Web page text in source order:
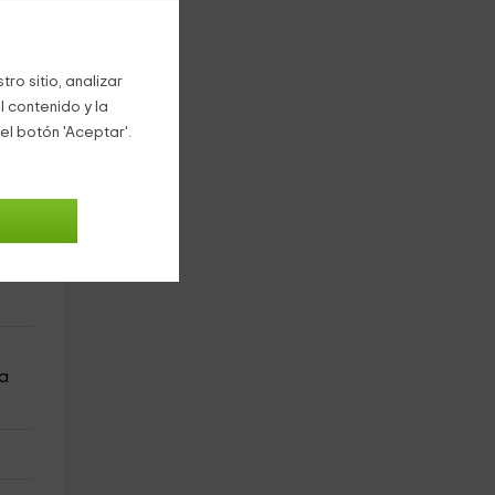
sitio, analizar
contenido y la
botón 'Aceptar'.